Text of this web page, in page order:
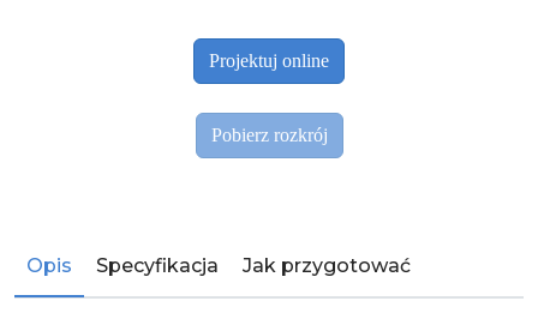
Opis Specyfikacja Jak przygotować